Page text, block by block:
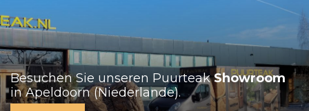
Besuchen Sie unseren PuurteakShowroom
in Apeldoorn (Niederlande).